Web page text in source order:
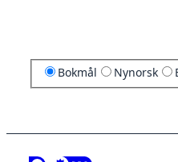
Bokmål Nynorsk